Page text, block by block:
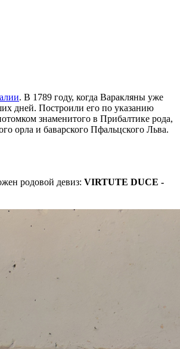
. В 1789 году, когда Варакляны уже
дней. Построили его по указанию
знаменитого в Прибалтике рода,
орла и баварского Пфальцского Льва.
родовой девиз: VIRTUTE DUCE -